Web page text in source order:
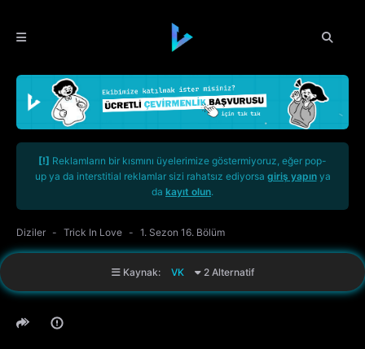
[!] Reklamların bir kısmını üyelerimize göstermiyoruz, eğer pop-
up ya da interstitial reklamlar sizi rahatsız ediyorsa giriş yapınya
da kayıt olun.
Diziler Trick In Love 1. Sezon 16. Bölüm
Kaynak: VK 2 Alternatif